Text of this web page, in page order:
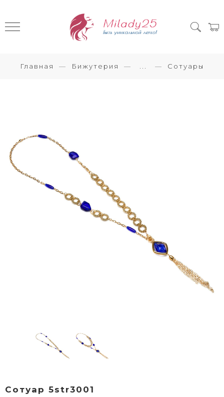
Главная Бижутерия Сотуары
Сотуар 5str3001